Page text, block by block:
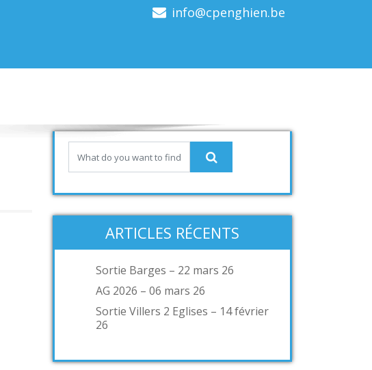
info@cpenghien.be
ARTICLES RÉCENTS
Sortie Barges – 22 mars 26
AG 2026 – 06 mars 26
Sortie Villers 2 Eglises – 14 février
26